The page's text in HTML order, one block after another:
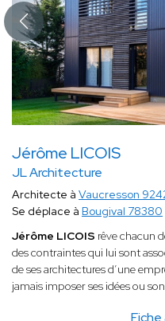
Jérôme LICOIS
JL Architecture
Architecte à Vaucresson
Se déplace à Bougival 78380
Jérôme LICOIS rêve chacun
des contraintes qui lui sont
de ses architectures d’une
jamais imposer ses idées ou